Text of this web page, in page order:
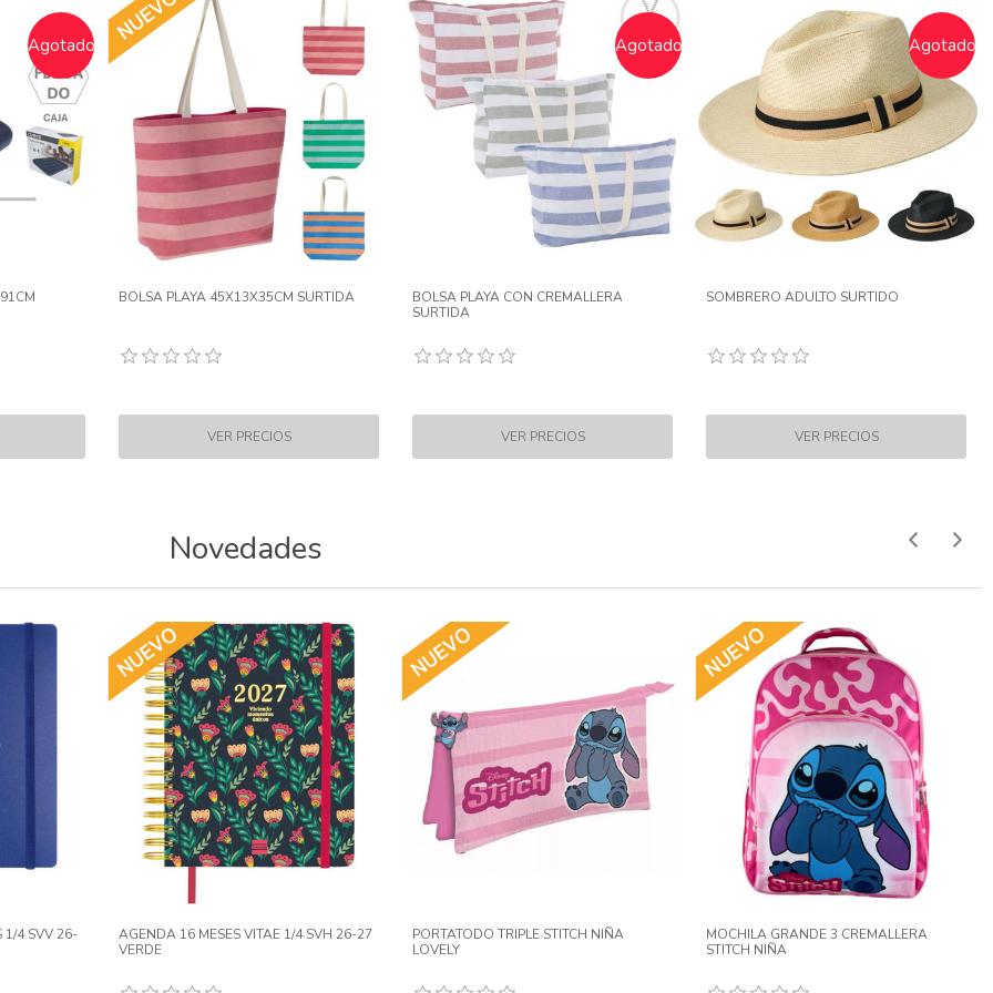
TABLA NATACION 265X295X25MM
Agotado
MOCHILA NEVERA 10L SURTIDA
SILLA PLAYA VERDE IMORAL C/PARASOL
Novedades
19X7X5
MOCHILA 45CM MOVOM BLOCK
BOLSA ALGODON CON CREMALLERA
MARIPOSAS SURTIDA
MARCADOR COLORES FLUORESCENTES
4U. 14CM